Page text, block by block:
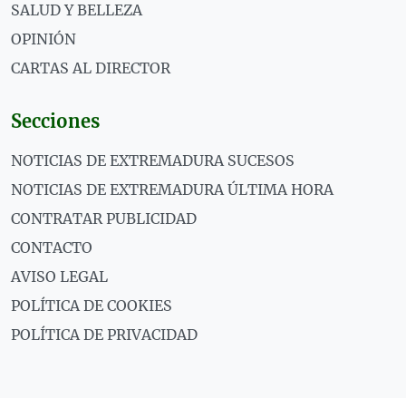
SALUD Y BELLEZA
OPINIÓN
CARTAS AL DIRECTOR
Secciones
NOTICIAS DE EXTREMADURA SUCESOS
NOTICIAS DE EXTREMADURA ÚLTIMA HORA
CONTRATAR PUBLICIDAD
CONTACTO
AVISO LEGAL
POLÍTICA DE COOKIES
POLÍTICA DE PRIVACIDAD